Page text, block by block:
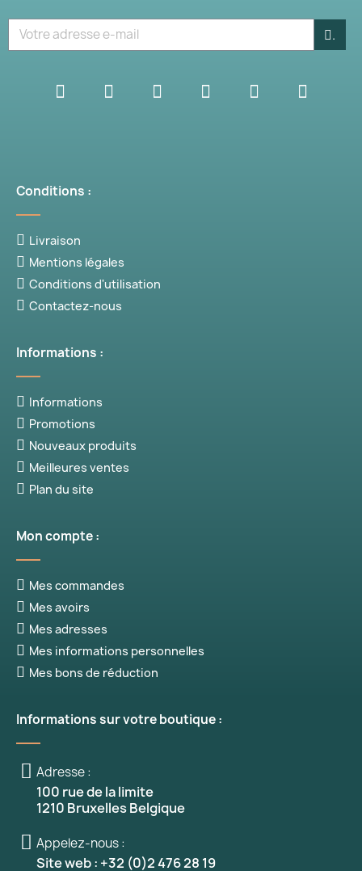
.
Conditions :
Livraison
Mentions légales
Conditions d'utilisation
Contactez-nous
Informations :
Informations
Promotions
Nouveaux produits
Meilleures ventes
Plan du site
Mon compte :
Mes commandes
Mes avoirs
Mes adresses
Mes informations personnelles
Mes bons de réduction
Informations sur votre boutique :
Adresse :
100 rue de la limite
1210 Bruxelles Belgique
Appelez-nous :
Site web : +32 (0)2 476 28 19